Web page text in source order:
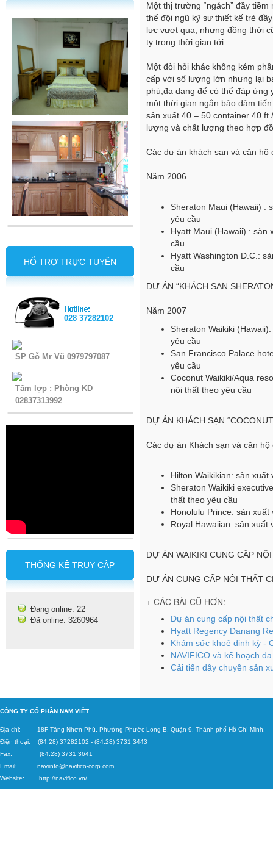
HỔ TRỢ TRỰC TUYẾN
028 37282102
SP Gỗ Mr Vũ 0979797087
Tấm lợp : Phòng KD
02837313992
THỐNG KÊ TRUY CẬP
Đang online: 22
Đã online: 3260964
Một thị trường “ngách” đầy
thể đội ngũ kỹ sư thiết kế trẻ
lực vượt qua, nhưng đồng thời
ty trong thời gian tới.
Một đòi hỏi khác không kém
cấp với số lượng lớn nhưng lại
phú,đa dạng để có thể đáp ứng
một thời gian ngắn bảo đảm
sản xuất 40 – 50 container 40
lượng và chất lượng theo hợp
Các dự án khách sạn và căn hộ
Năm 2006
Sheraton Maui (Hawaii) :
yêu cầu
Hyatt Maui (Hawaii) : sàn
cầu
Hyatt Washington D.C.:
cầu
DỰ ÁN “KHÁCH SẠN
Năm 2007
Sheraton Waikiki
yêu cầu
San Francisco Palace
yêu cầu
Coconut Waikiki/Aqua
nội thất theo yêu cầu
DỰ ÁN KHÁCH SẠN
Các dự án Khách sạn và căn
Hilton Waikikian: sàn
Sheraton Waikiki
thất theo yêu cầu
Honolulu Prince: sản
Royal Hawaiian: sản xuất
DỰ ÁN WAIKIKI CUNG CÂP
DỰ ÁN CUNG CẤP NỘI THẤT
+ CÁC BÀI CŨ HƠN:
Dự án cung cấp nội thất
Hyatt Regency Danang
Khám sức khoẻ định kỳ -
NAVIFICO và kế hoạch
Cải tiến dây chuyền sản
CÔNG TY CỔ PHẦN NAM VIỆT
Địa chỉ: 18F Tăng Nhơn Phú, Phường Phước Long B, Quận 9, Thành phố Hồ Chí Minh.
Điện thoại: (84.28) 37282102 - (84.28) 3731 3443
Fax: (84.28) 3731 3641
Email: naviinfo@navifico-corp.com
Website: http://navifico.vn/